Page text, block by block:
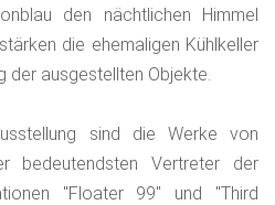
den nächtlichen Himmel
die ehemaligen Kühlkeller
der ausgestellten Objekte.
sind die Werke von
bedeutendsten Vertreter der
"Floater 99" und "Third